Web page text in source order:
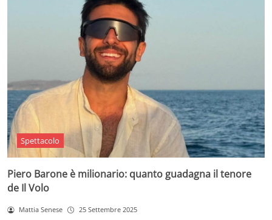
Spettacolo
Piero Barone è milionario: quanto guadagna il tenore
de Il Volo
Mattia Senese 25 Settembre 2025